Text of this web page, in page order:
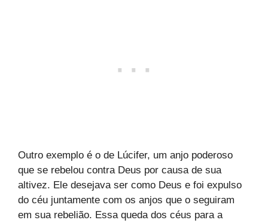
Outro exemplo é o de Lúcifer, um anjo poderoso
que se rebelou contra Deus por causa de sua
altivez. Ele desejava ser como Deus e foi expulso
do céu juntamente com os anjos que o seguiram
em sua rebelião. Essa queda dos céus para a